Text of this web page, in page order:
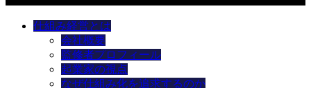
仕組み経営とは
会社概要
監修者プロフィール
起業家の視点
なぜ仕組み化を追求するのか